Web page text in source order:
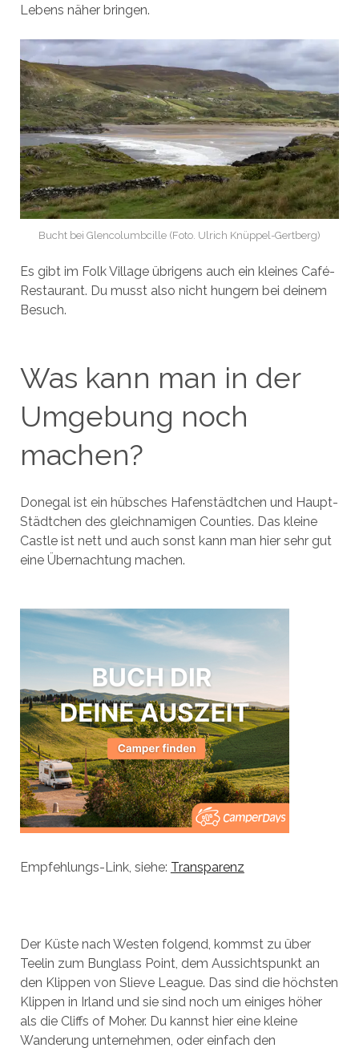
Lebens näher bringen.
Bucht bei Glencolumbcille (Foto. Ulrich Knüppel-Gertberg)
Es gibt im Folk Village übrigens auch ein kleines Café-
Restaurant. Du musst also nicht hungern bei deinem
Besuch.
Was kann man in der
Umgebung noch
machen?
Donegal ist ein hübsches Hafenstädtchen und Haupt-
Städtchen des gleichnamigen Counties. Das kleine
Castle ist nett und auch sonst kann man hier sehr gut
eine Übernachtung machen.
Empfehlungs-Link, siehe: Transparenz
Der Küste nach Westen folgend, kommst zu über
Teelin zum Bunglass Point, dem Aussichtspunkt an
den Klippen von Slieve League. Das sind die höchsten
Klippen in Irland und sie sind noch um einiges höher
als die Cliffs of Moher. Du kannst hier eine kleine
Wanderung unternehmen, oder einfach den